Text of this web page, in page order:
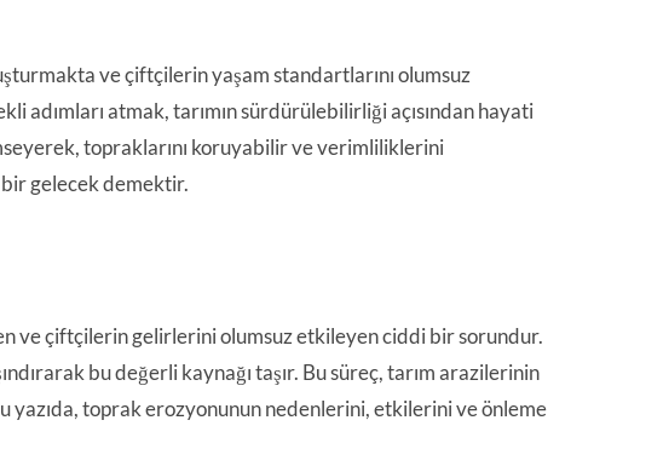
ve çiftçilerin yaşam standartlarını olumsuz
atmak, tarımın sürdürülebilirliği açısından hayati
topraklarını koruyabilir ve verimliliklerini
bir gelecek demektir.
ve çiftçilerin gelirlerini olumsuz etkileyen ciddi bir sorundur.
bu değerli kaynağı taşır. Bu süreç, tarım arazilerinin
toprak erozyonunun nedenlerini, etkilerini ve önleme